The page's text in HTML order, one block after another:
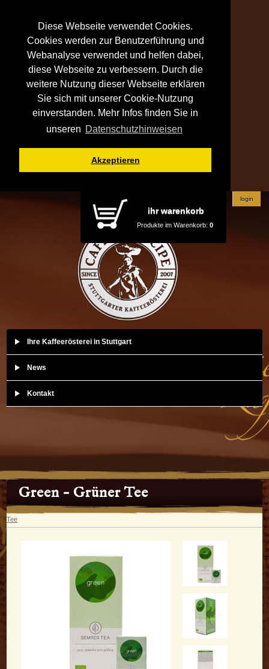
Diese Webseite verwendet Cookies.
Cookies werden zur Benutzerführung und
Webanalyse verwendet und helfen dabei,
diese Webseite zu verbessern. Durch die
weitere Nutzung dieser Webseite erklären
Sie sich mit unserer Cookie-Nutzung
einverstanden. Mehr Infos finden Sie in
unseren Datenschutzhinweisen
Akzeptieren
ihr warenkorb
Produkte im Warenkorb: 0
login
Ihre Kaffeerösterei in Stuttgart
News
Kontakt
Green – Grüner Tee
Tee